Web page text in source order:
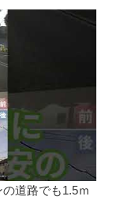
道路でも1.5ｍ